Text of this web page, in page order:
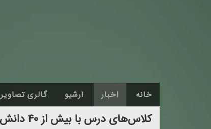
خانه اخبار آرشیو گالری تصاویر
كلاس‌های درس با بیش از ۴۰ دانش آموز،كیفیت،كارایی و اثربخشی ندارد